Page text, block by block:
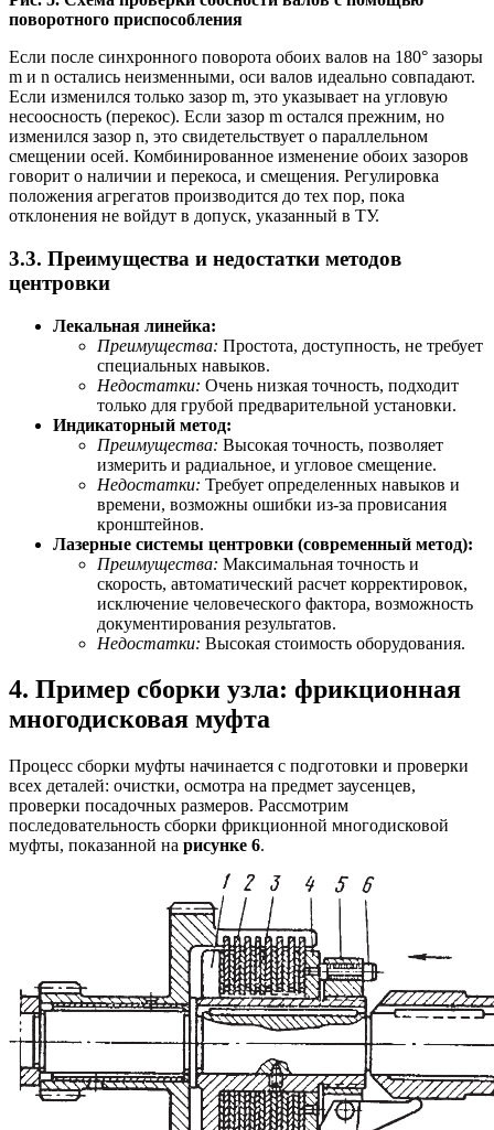
поворотного приспособления
Если после синхронного поворота обоих валов на 180° зазоры
m и n остались неизменными, оси валов идеально совпадают.
Если изменился только зазор m, это указывает на угловую
несоосность (перекос). Если зазор m остался прежним, но
изменился зазор n, это свидетельствует о параллельном
смещении осей. Комбинированное изменение обоих зазоров
говорит о наличии и перекоса, и смещения. Регулировка
положения агрегатов производится до тех пор, пока
отклонения не войдут в допуск, указанный в ТУ.
3.3. Преимущества и недостатки методов
центровки
Лекальная линейка:
Преимущества: Простота, доступность, не требует
специальных навыков.
Недостатки: Очень низкая точность, подходит
только для грубой предварительной установки.
Индикаторный метод:
Преимущества: Высокая точность, позволяет
измерить и радиальное, и угловое смещение.
Недостатки: Требует определенных навыков и
времени, возможны ошибки из-за провисания
кронштейнов.
Лазерные системы центровки (современный метод):
Преимущества: Максимальная точность и
скорость, автоматический расчет корректировок,
исключение человеческого фактора, возможность
документирования результатов.
Недостатки: Высокая стоимость оборудования.
4. Пример сборки узла: фрикционная
многодисковая муфта
Процесс сборки муфты начинается с подготовки и проверки
всех деталей: очистки, осмотра на предмет заусенцев,
проверки посадочных размеров. Рассмотрим
последовательность сборки фрикционной многодисковой
муфты, показанной на рисунке 6.